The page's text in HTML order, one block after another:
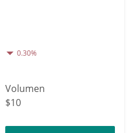
0.30%
Volumen
$10